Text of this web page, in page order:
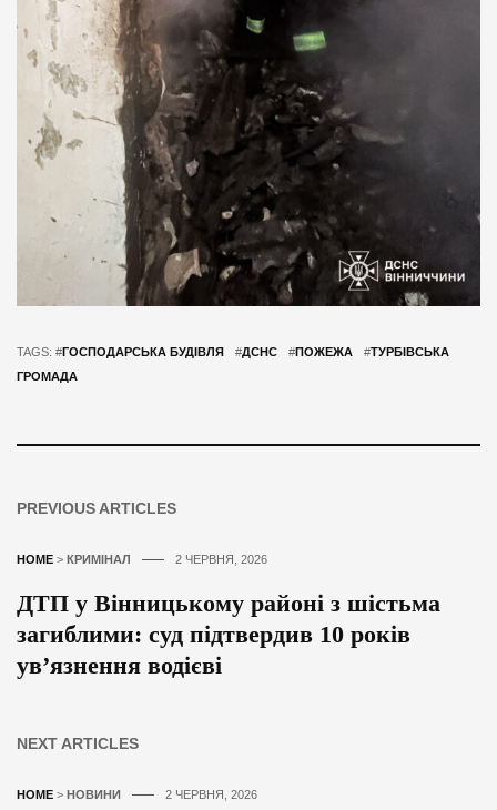
TAGS: #ГОСПОДАРСЬКА БУДІВЛЯ #ДСНС #ПОЖЕЖА #ТУРБІВСЬКА
ГРОМАДА
PREVIOUS ARTICLES
HOME > КРИМІНАЛ 2 ЧЕРВНЯ, 2026
ДТП у Вінницькому районі з шістьма
загиблими: суд підтвердив 10 років
ув’язнення водієві
NEXT ARTICLES
HOME > НОВИНИ 2 ЧЕРВНЯ, 2026